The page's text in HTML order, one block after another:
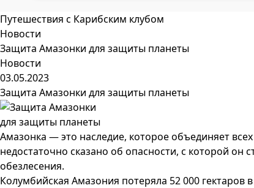
Путешествия с Карибским клубом
Новости
Защита Амазонки для защиты планеты
Новости
03.05.2023
Защита Амазонки для защиты планеты
Амазонка — это наследие, которое объединяет
недостаточно сказано об опасности, с которой он
обезлесения.
Колумбийская Амазония потеряла 52 000